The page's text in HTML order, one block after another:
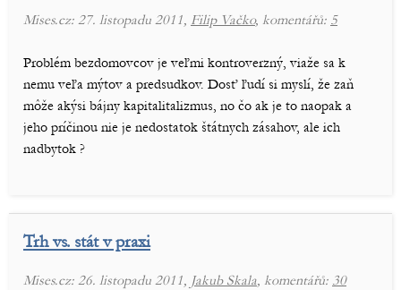
Mises.cz: 27. listopadu 2011, Filip Vačko, komentářů: 5
Problém bezdomovcov je veľmi kontroverzný, viaže sa k
nemu veľa mýtov a predsudkov. Dosť ľudí si myslí, že zaň
môže akýsi bájny kapitalitalizmus, no čo ak je to naopak a
jeho príčinou nie je nedostatok štátnych zásahov, ale ich
nadbytok ?
Trh vs. stát v praxi
Mises.cz: 26. listopadu 2011, Jakub Skala, komentářů: 30